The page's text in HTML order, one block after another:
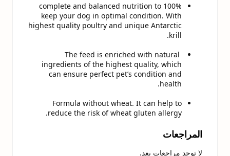
100% complete and balanced nutrition to
keep your dog in optimal condition. With
highest quality poultry and unique Antarctic
krill.
The feed is enriched with natural
ingredients of the highest quality, which
can ensure perfect pet’s condition and
health.
Formula without wheat. It can help to
reduce the risk of wheat gluten allergy.
المراجعات
لا توجد مراجعات بعد.